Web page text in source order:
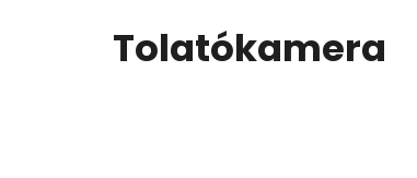
Tolatókamera